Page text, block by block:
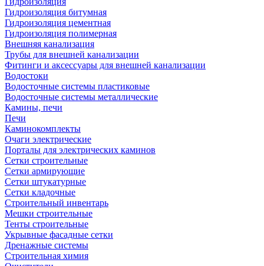
Гидроизоляция битумная
Гидроизоляция цементная
Гидроизоляция полимерная
Внешняя канализация
Трубы для внешней канализации
Фитинги и аксессуары для внешней канализации
Водостоки
Водосточные системы пластиковые
Водосточные системы металлические
Камины, печи
Печи
Каминокомплекты
Очаги электрические
Порталы для электрических каминов
Сетки строительные
Сетки армирующие
Сетки штукатурные
Сетки кладочные
Строительный инвентарь
Мешки строительные
Тенты строительные
Укрывные фасадные сетки
Дренажные системы
Строительная химия